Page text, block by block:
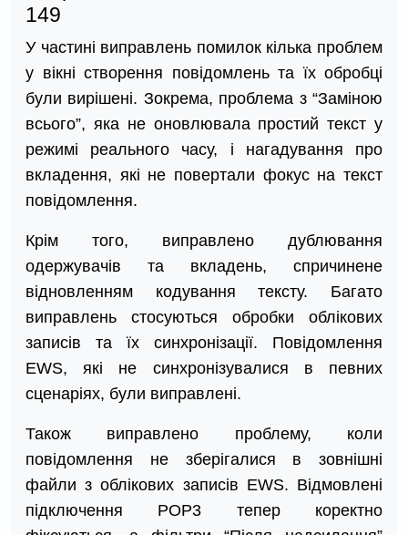
149
У частині виправлень помилок кілька проблем
у вікні створення повідомлень та їх обробці
були вирішені. Зокрема, проблема з “Заміною
всього”, яка не оновлювала простий текст у
режимі реального часу, і нагадування про
вкладення, які не повертали фокус на текст
повідомлення.
Крім того, виправлено дублювання
одержувачів та вкладень, спричинене
відновленням кодування тексту. Багато
виправлень стосуються обробки облікових
записів та їх синхронізації. Повідомлення
EWS, які не синхронізувалися в певних
сценаріях, були виправлені.
Також виправлено проблему, коли
повідомлення не зберігалися в зовнішні
файли з облікових записів EWS. Відмовлені
підключення POP3 тепер коректно